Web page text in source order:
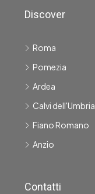
Discover
Roma
Pomezia
Ardea
Calvi dell'Umbria
Fiano Romano
Anzio
Contatti